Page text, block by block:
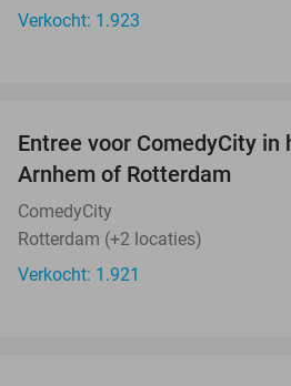
Verkocht: 1.923
TODAY
Entree voor ComedyCity in
Arnhem of Rotterdam
ComedyCity
Rotterdam (+2 locaties)
Verkocht: 1.921